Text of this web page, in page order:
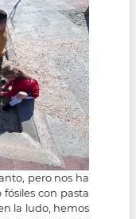
pero nos ha
con pasta
la ludo, hemos